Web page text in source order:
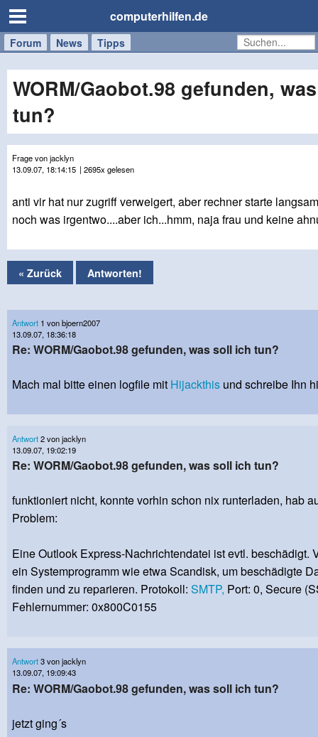
computerhilfen.de
Forum News Tipps
Handy
Tablet
Windows
Mac
WORM/Gaobot.98 gefunden,
tun?
Frage von jacklyn
13.09.07, 18:14:15 | 2695x gelesen
anti vir hat nur zugriff verweigert, aber rechner starte
noch was irgentwo....aber ich...hmm, naja frau und keine
« Zurück Antworten!
Antwort 1 von bjoern2007
13.09.07, 18:36:18
Re: WORM/Gaobot.98 gefunden, was soll ich tun?
Mach mal bitte einen logfile mit Hijackthis und schreibe Ihn
Antwort2 von jacklyn
13.09.07, 19:02:19
Re: WORM/Gaobot.98 gefunden, was soll ich tun?
funktioniert nicht, konnte vorhin schon nix runterladen, hab
Problem:
Eine Outlook Express-Nachrichtendatei ist evtl. beschädigt.
ein Systemprogramm wie etwa Scandisk, um beschädigte
finden und zu reparieren. Protokoll: SMTP, Port: 0, Secure
Fehlernummer: 0x800C0155
Antwort3 von jacklyn
13.09.07, 19:09:43
Re: WORM/Gaobot.98 gefunden, was soll ich tun?
jetzt ging´s